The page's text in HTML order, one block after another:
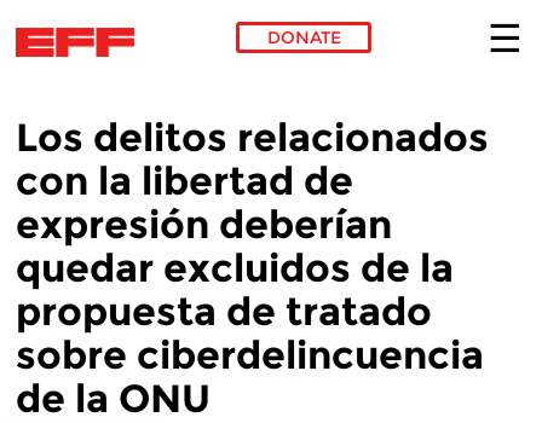
DONATE
Los delitos relacionados
con la libertad de
expresión deberían
quedar excluidos de la
propuesta de tratado
sobre ciberdelincuencia
de la ONU